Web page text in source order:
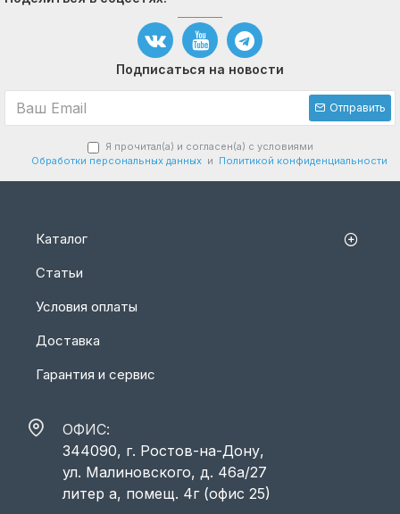
Подписаться на новости
Отправить
Я прочитал(а) и согласен(а) с условиями
Обработки персональных данных и Политикой конфиденциальности
Каталог
Статьи
Условия оплаты
Доставка
Гарантия и сервис
ОФИС:
344090, г. Ростов-на-Дону,
ул. Малиновского, д. 46а/27
литер а, помещ. 4г (офис 25)